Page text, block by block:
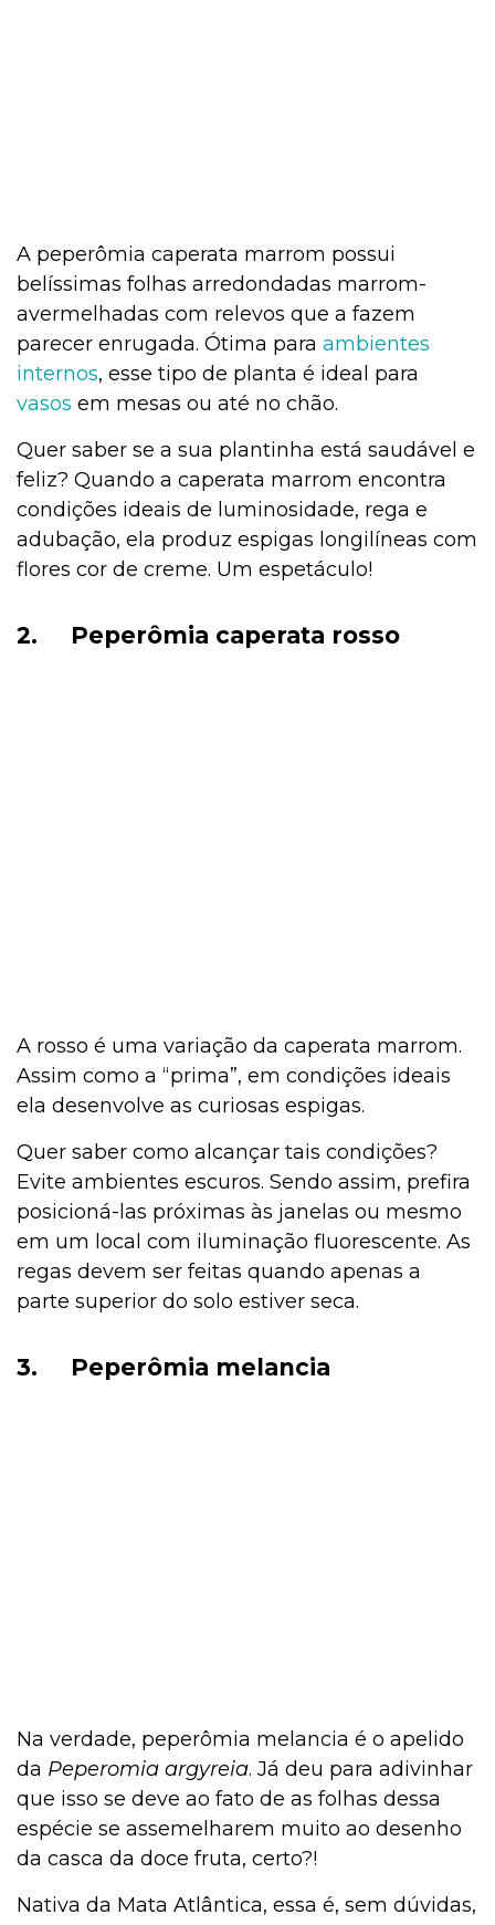
A peperômia caperata marrom possui
belíssimas folhas arredondadas marrom-
avermelhadas com relevos que a fazem
parecer enrugada. Ótima para ambientes
internos, esse tipo de planta é ideal para
vasos em mesas ou até no chão.
Quer saber se a sua plantinha está saudável e
feliz? Quando a caperata marrom encontra
condições ideais de luminosidade, rega e
adubação, ela produz espigas longilíneas com
flores cor de creme. Um espetáculo!
2. Peperômia caperata rosso
A rosso é uma variação da caperata marrom.
Assim como a “prima”, em condições ideais
ela desenvolve as curiosas espigas.
Quer saber como alcançar tais condições?
Evite ambientes escuros. Sendo assim, prefira
posicioná-las próximas às janelas ou mesmo
em um local com iluminação fluorescente. As
regas devem ser feitas quando apenas a
parte superior do solo estiver seca.
3. Peperômia melancia
Na verdade, peperômia melancia é o apelido
da Peperomia argyreia. Já deu para adivinhar
que isso se deve ao fato de as folhas dessa
espécie se assemelharem muito ao desenho
da casca da doce fruta, certo?!
Nativa da Mata Atlântica, essa é, sem dúvidas,